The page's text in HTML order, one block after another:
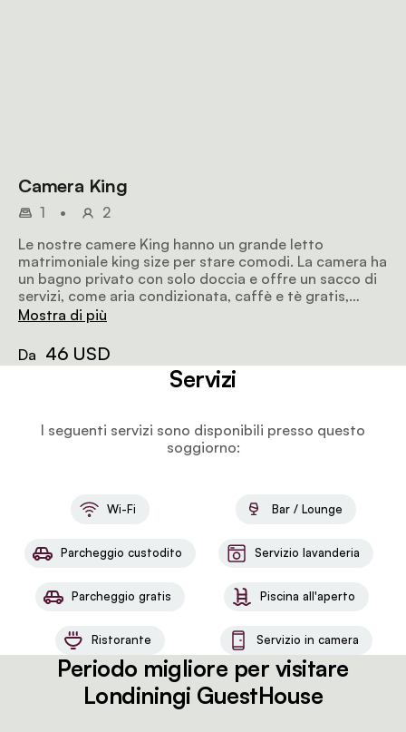
Camera King
1 •
2
Le nostre camere King hanno un grande letto
matrimoniale king size per stare comodi. La camera ha
un bagno privato con solo doccia e offre un sacco di
servizi, come aria condizionata, caffè e tè gratis,
cassaforte e Wi-Fi.
Mostra di più
Da 46 USD
Servizi
I seguenti servizi sono disponibili presso questo
soggiorno:
Wi-Fi Bar / Lounge
Parcheggio custodito Servizio lavanderia
Parcheggio gratis Piscina all'aperto
Ristorante Servizio in camera
Periodo migliore per visitare
Londiningi GuestHouse